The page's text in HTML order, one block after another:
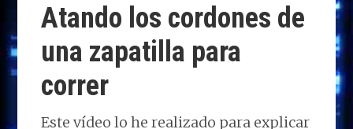
Atando los cordones de
una zapatilla para
correr
Este vídeo lo he realizado para explicar